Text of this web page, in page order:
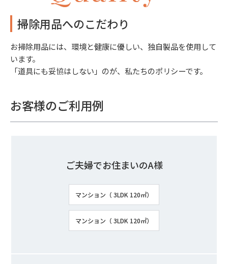
掃除用品へのこだわり
お掃除用品には、環境と健康に優しい、独自製品を使用して
います。
「道具にも妥協はしない」のが、私たちのポリシーです。
お客様のご利用例
ご夫婦でお住まいのA様
マンション（ 3LDK 120㎡）
マンション（ 3LDK 120㎡）